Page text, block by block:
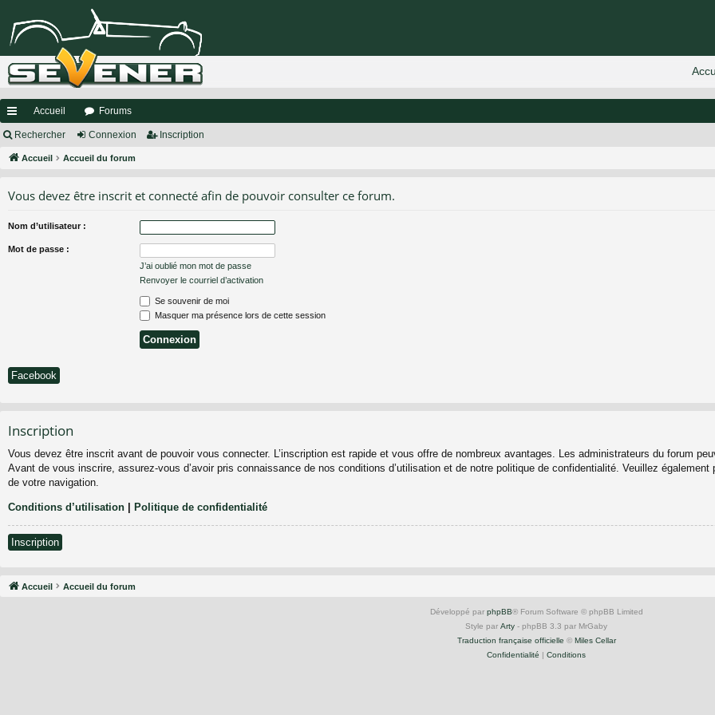
ac
co
s
Accueil Forums
Rechercher Connexion Inscription
Accueil Accueil du forum
Vous devez être inscrit et connecté afin de pouvoir consulter ce forum.
Nom d’utilisateur :
Mot de passe :
J’ai oublié mon mot de passe
Renvoyer le courriel d’activation
Se souvenir de moi
Masquer ma présence lors de cette session
Facebook
Inscription
Vous devez être inscrit avant de pouvoir vous connecter. L’inscription est rapide et vous offre de nombreux avantages. Les administrateurs du forum
Avant de vous inscrire, assurez-vous d’avoir pris connaissance de nos conditions d’utilisation et de notre politique de confidentialité. Veuillez
de votre navigation.
Conditions d’utilisation | Politique de confidentialité
Inscription
Accueil Accueil du forum
Développé par phpBB® Forum Software © phpBB Limited
Style par Arty - phpBB 3.3 par MrGaby
Traduction française officielle © Miles Cellar
Confidentialité | Conditions